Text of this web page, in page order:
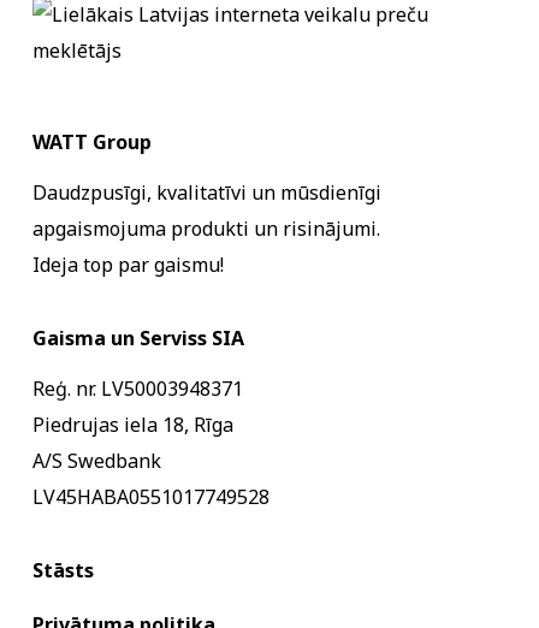
WATT Group
Daudzpusīgi, kvalitatīvi un mūsdienīgi
apgaismojuma produkti un risinājumi.
Ideja top par gaismu!
Gaisma un Serviss SIA
Reģ. nr. LV50003948371
Piedrujas iela 18, Rīga
A/S Swedbank
LV45HABA0551017749528
Stāsts